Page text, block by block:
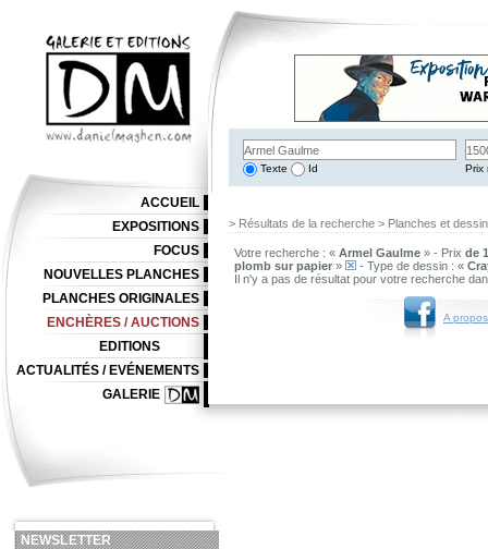
Texte Id Prix
> Résultats de la recherche > Planches et
Votre recherche : « Armel Gaulme » - Prix de
plomb sur papier » - Type de dessin : «
Il n'y a pas de résultat pour votre recherche
A
ACCUEIL
EXPOSITIONS
FOCUS
NOUVELLES PLANCHES
PLANCHES ORIGINALES
ENCHÈRES / AUCTIONS
EDITIONS
ACTUALITÉS / EVÉNEMENTS
GALERIE
NEWSLETTER